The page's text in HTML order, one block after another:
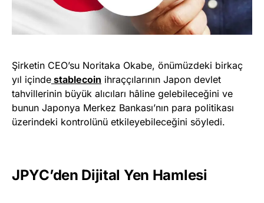
Şirketin CEO’su Noritaka Okabe, önümüzdeki birkaç
yıl içinde stablecoin ihraççılarının Japon devlet
tahvillerinin büyük alıcıları hâline gelebileceğini ve
bunun Japonya Merkez Bankası’nın para politikası
üzerindeki kontrolünü etkileyebileceğini söyledi.
JPYC’den Dijital Yen Hamlesi